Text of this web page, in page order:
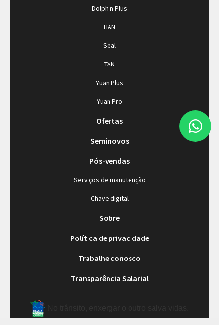
Dolphin Plus
HAN
Seal
TAN
Yuan Plus
Yuan Pro
Ofertas
Seminovos
Pós-vendas
Serviços de manutenção
Chave digital
Sobre
Política de privacidade
Trabalhe conosco
Transparência Salarial